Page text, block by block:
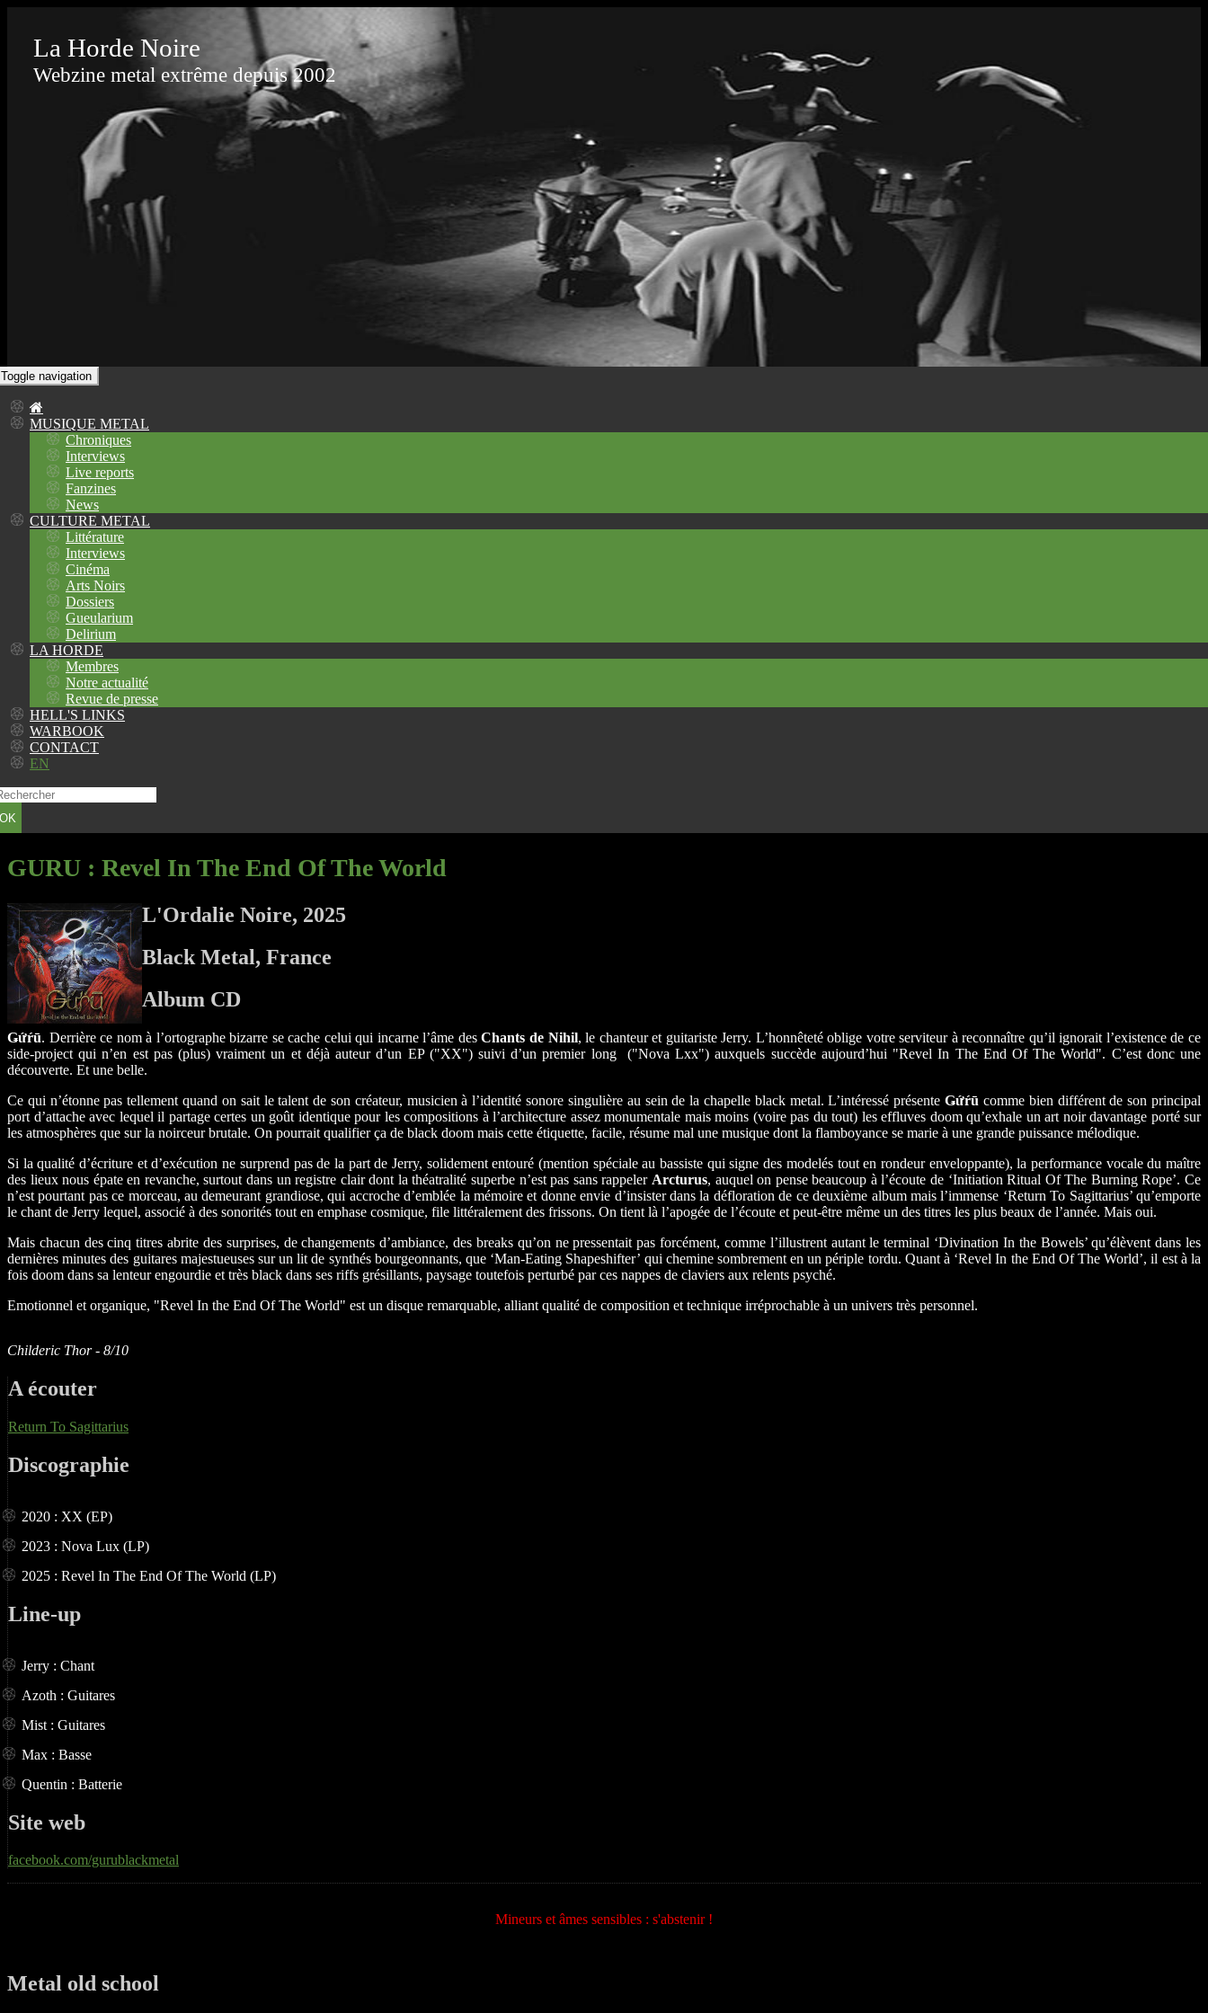
La Horde Noire
Webzine metal extrême depuis 2002
Toggle navigation
MUSIQUE METAL
Chroniques
Interviews
Live reports
Fanzines
News
CULTURE METAL
Littérature
Interviews
Cinéma
Arts Noirs
Dossiers
Gueularium
Delirium
LA HORDE
Membres
Notre actualité
Revue de presse
HELL'S LINKS
WARBOOK
CONTACT
EN
OK
GURU : Revel In The End Of The World
L'Ordalie Noire, 2025
Black Metal, France
Album CD
Ǥứŕū. Derrière ce nom à l’ortographe bizarre se cache celui qui incarne l’âme desChants de Nihil, le chanteur et guitariste Jerry. L’honnêteté oblige votre serviteur à reconnaître qu’il ignorait l’existence de ce
side-project qui n’en est pas (plus) vraiment un et déjà auteur d’un EP ("XX") suivi d’un premier long ("Nova Lxx") auxquels succède aujourd’hui "Revel In The End Of The World". C’est donc une
découverte. Et une belle.
Ce qui n’étonne pas tellement quand on sait le talent de son créateur, musicien à l’identité sonore singulière au sein de la chapelle black metal. L’intéressé présenteǤứŕū comme bien différent de son principal
port d’attache avec lequel il partage certes un goût identique pour les compositions à l’architecture assez monumentale mais moins (voire pas du tout) les effluves doom qu’exhale un art noir davantage porté sur
les atmosphères que sur la noirceur brutale. On pourrait qualifier ça de black doom mais cette étiquette, facile, résume mal une musique dont la flamboyance se marie à une grande puissance mélodique.
Si la qualité d’écriture et d’exécution ne surprend pas de la part de Jerry, solidement entouré (mention spéciale au bassiste qui signe des modelés tout en rondeur enveloppante), la performance vocale du maître
des lieux nous épate en revanche, surtout dans un registre clair dont la théatralité superbe n’est pas sans rappeler Arcturus, auquel on pense beaucoup à l’écoute de ‘Initiation Ritual Of The Burning Rope’. Ce
n’est pourtant pas ce morceau, au demeurant grandiose, qui accroche d’emblée la mémoire et donne envie d’insister dans la défloration de ce deuxième album mais l’immense ‘Return To Sagittarius’ qu’emporte
le chant de Jerry lequel, associé à des sonorités tout en emphase cosmique, file littéralement des frissons. On tient là l’apogée de l’écoute et peut-être même un des titres les plus beaux de l’année. Mais oui.
Mais chacun des cinq titres abrite des surprises, de changements d’ambiance, des breaks qu’on ne pressentait pas forcément, comme l’illustrent autant le terminal ‘Divination In the Bowels’ qu’élèvent dans les
dernières minutes des guitares majestueuses sur un lit de synthés bourgeonnants, que ‘Man-Eating Shapeshifter’ qui chemine sombrement en un périple tordu. Quant à ‘Revel In the End Of The World’, il est à la
fois doom dans sa lenteur engourdie et très black dans ses riffs grésillants, paysage toutefois perturbé par ces nappes de claviers aux relents psyché.
Emotionnel et organique, "Revel In the End Of The World" est un disque remarquable, alliant qualité de composition et technique irréprochable à un univers très personnel.
Childeric Thor - 8/10
A écouter
Return To Sagittarius
Discographie
2020 : XX (EP)
2023 : Nova Lux (LP)
2025 : Revel In The End Of The World (LP)
Line-up
Jerry : Chant
Azoth : Guitares
Mist : Guitares
Max : Basse
Quentin : Batterie
Site web
facebook.com/gurublackmetal
Mineurs et âmes sensibles : s'abstenir !
Metal old school